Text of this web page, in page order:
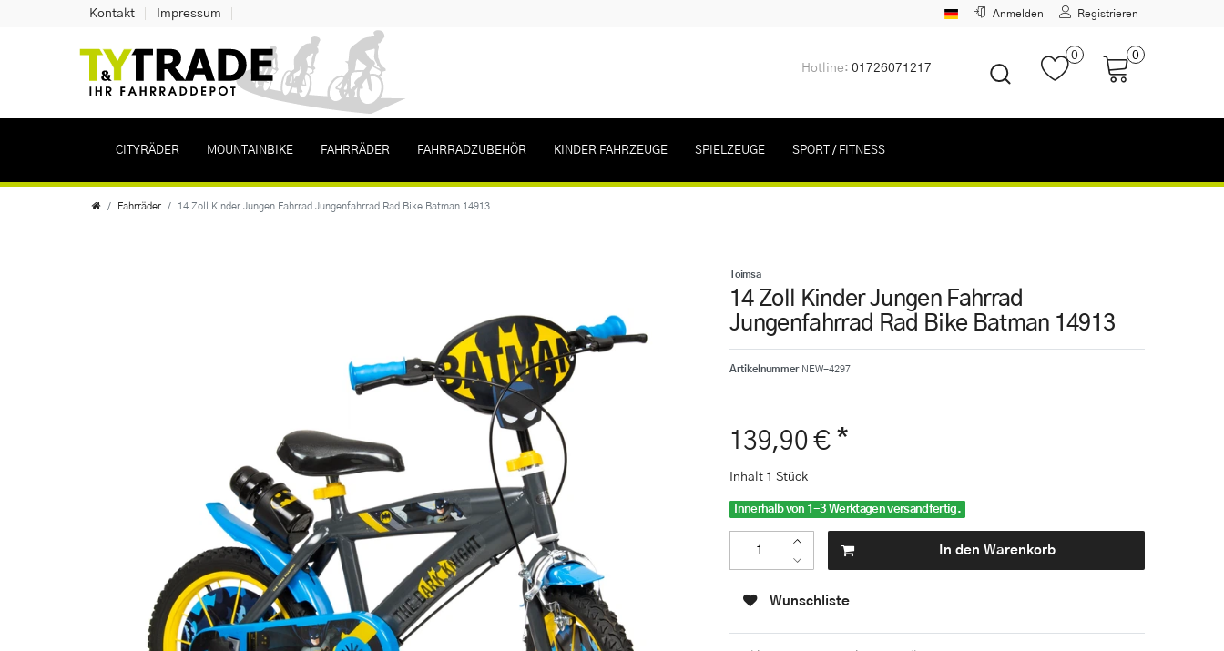
Kontakt Impressum Anmelden Registrieren
Hotline: 01726071217
0 0
CITYRÄDER MOUNTAINBIKE FAHRRÄDER FAHRRADZUBEHÖR KINDER FAHRZEUGE SPIELZEUGE SPORT / FITNESS
Fahrräder 14 Zoll Kinder Jungen Fahrrad Jungenfahrrad Rad Bike Batman 14913
Toimsa
14 Zoll Kinder Jungen Fahrrad
Jungenfahrrad Rad Bike Batman 14913
Artikelnummer NEW-4297
139,90 € *
Inhalt 1 Stück
Innerhalb von 1-3 Werktagen versandfertig.
In den Warenkorb
Wunschliste